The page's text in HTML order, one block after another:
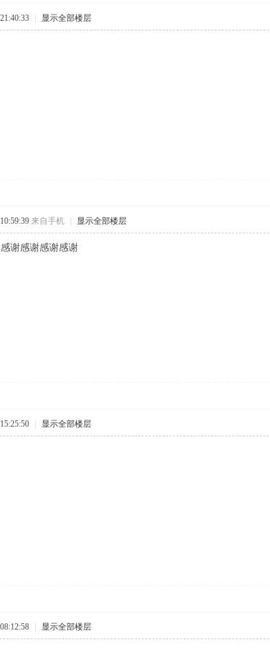
显示全部楼层
来自手机 显示全部楼层
谢感谢感谢感谢
显示全部楼层
显示全部楼层